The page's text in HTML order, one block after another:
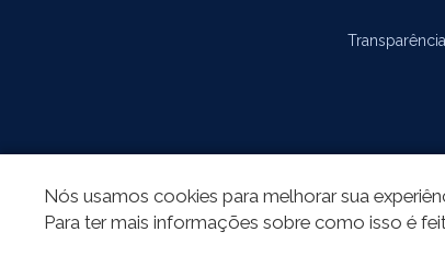
Transparência
Nós usamos cookies para melhorar sua
Para ter mais informações sobre como isso é